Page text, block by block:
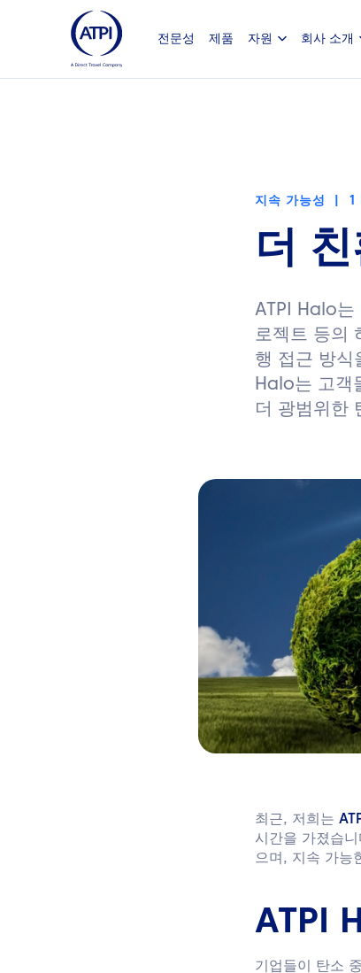
전문성 제품 자원 회사 소개
지속 가능성 1
더
ATPI Halo는
로젝트 등의
행 접근 방식
Halo는 고객
더 광범위한
최근, 저희는
시간을 가졌습
으며, 지속 가능
ATPI
기업들이 탄소